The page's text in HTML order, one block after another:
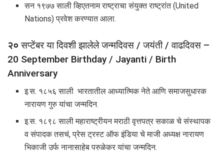
सन १९७७ साली व्हिएतनाम राष्ट्राचा संयुक्त राष्ट्रांत (United
Nations) प्रवेश करण्यात आला.
२० सप्टेंबर या दिवशी झालेले जन्मदिवस / जयंती / वाढदिवस –
20 September Birthday / Jayanti / Birth
Anniversary
इ.स. १८५६ साली भारतातील आध्यात्मिक नेते आणि समाजसुधारक
नारायण गुरु यांचा जन्मदिन.
इ.स. १८९८ साली महाराष्ट्रीयन मराठी वृत्तपत्र सकाळ चे संस्थापक
व संपादक तसचं, प्रेस ट्रस्ट ऑफ इंडिया चे माजी अध्यक्ष नारायण
भिकाजी उर्फ नानासाहेब परुळेकर यांचा जन्मदिन.